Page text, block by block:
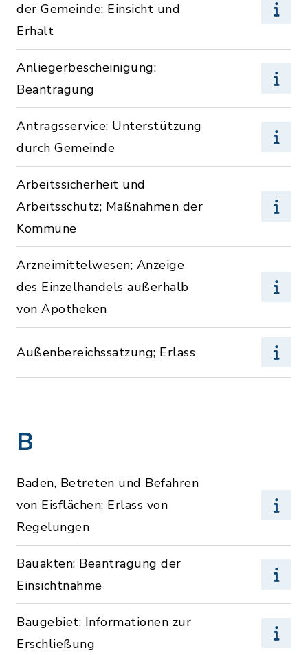
der Gemeinde; Einsicht und
Erhalt
Anliegerbescheinigung;
Beantragung
Antragsservice; Unterstützung
durch Gemeinde
Arbeitssicherheit und
Arbeitsschutz; Maßnahmen der
Kommune
Arzneimittelwesen; Anzeige
des Einzelhandels außerhalb
von Apotheken
Außenbereichssatzung; Erlass
B
Baden, Betreten und Befahren
von Eisflächen; Erlass von
Regelungen
Bauakten; Beantragung der
Einsichtnahme
Baugebiet; Informationen zur
Erschließung